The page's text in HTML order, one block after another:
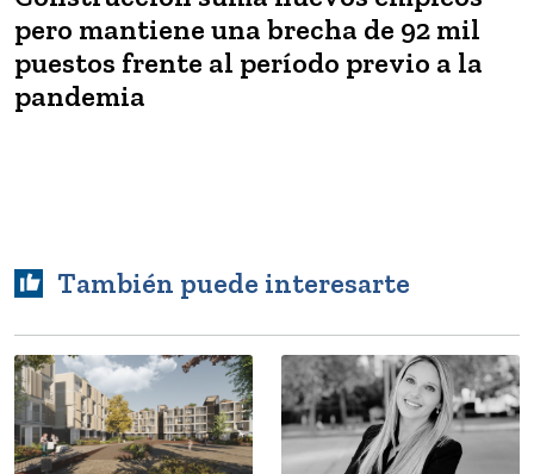
pero mantiene una brecha de 92 mil
puestos frente al período previo a la
pandemia
También puede interesarte